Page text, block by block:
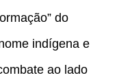
do
indígena e
ao lado